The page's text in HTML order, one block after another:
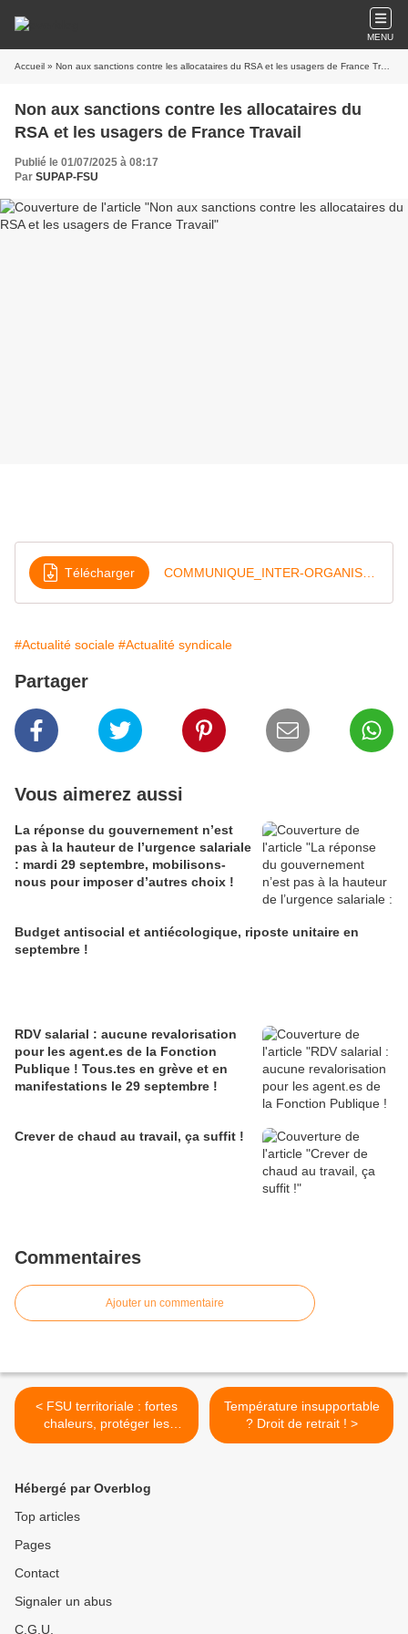
MENU
Accueil » Non aux sanctions contre les allocataires du RSA et les usagers de France Travail
Non aux sanctions contre les allocataires du
RSA et les usagers de France Travail
Publié le 01/07/2025 à 08:17
Par SUPAP-FSU
Télécharger
#Actualité sociale #Actualité syndicale
Partager
Vous aimerez aussi
La réponse du gouvernement n’est
pas à la hauteur de l’urgence salariale
: mardi 29 septembre, mobilisons-
nous pour imposer d’autres choix !
Budget antisocial et antiécologique, riposte unitaire en
septembre !
RDV salarial : aucune revalorisation
pour les agent.es de la Fonction
Publique ! Tous.tes en grève et en
manifestations le 29 septembre !
Crever de chaud au travail, ça suffit !
Commentaires
Ajouter un commentaire
< FSU territoriale : fortes
chaleurs, protéger les
agent.es et le public !
Température insupportable
? Droit de retrait ! >
Hébergé par Overblog
Top articles
Pages
Contact
Signaler un abus
C.G.U.